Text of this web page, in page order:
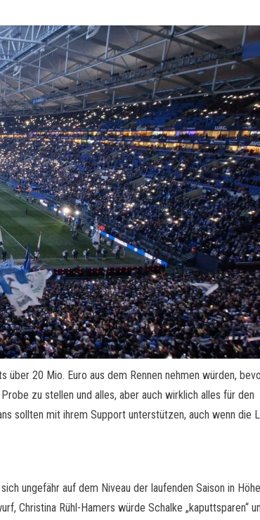
20 Mio. Euro aus dem Rennen nehmen würden,
zu stellen und alles, aber auch wirklich alles für den
sollten mit ihrem Support unterstützen, auch wenn die
ungefähr auf dem Niveau der laufenden Saison in
Christina Rühl-Hamers würde Schalke „kaputtsparen“